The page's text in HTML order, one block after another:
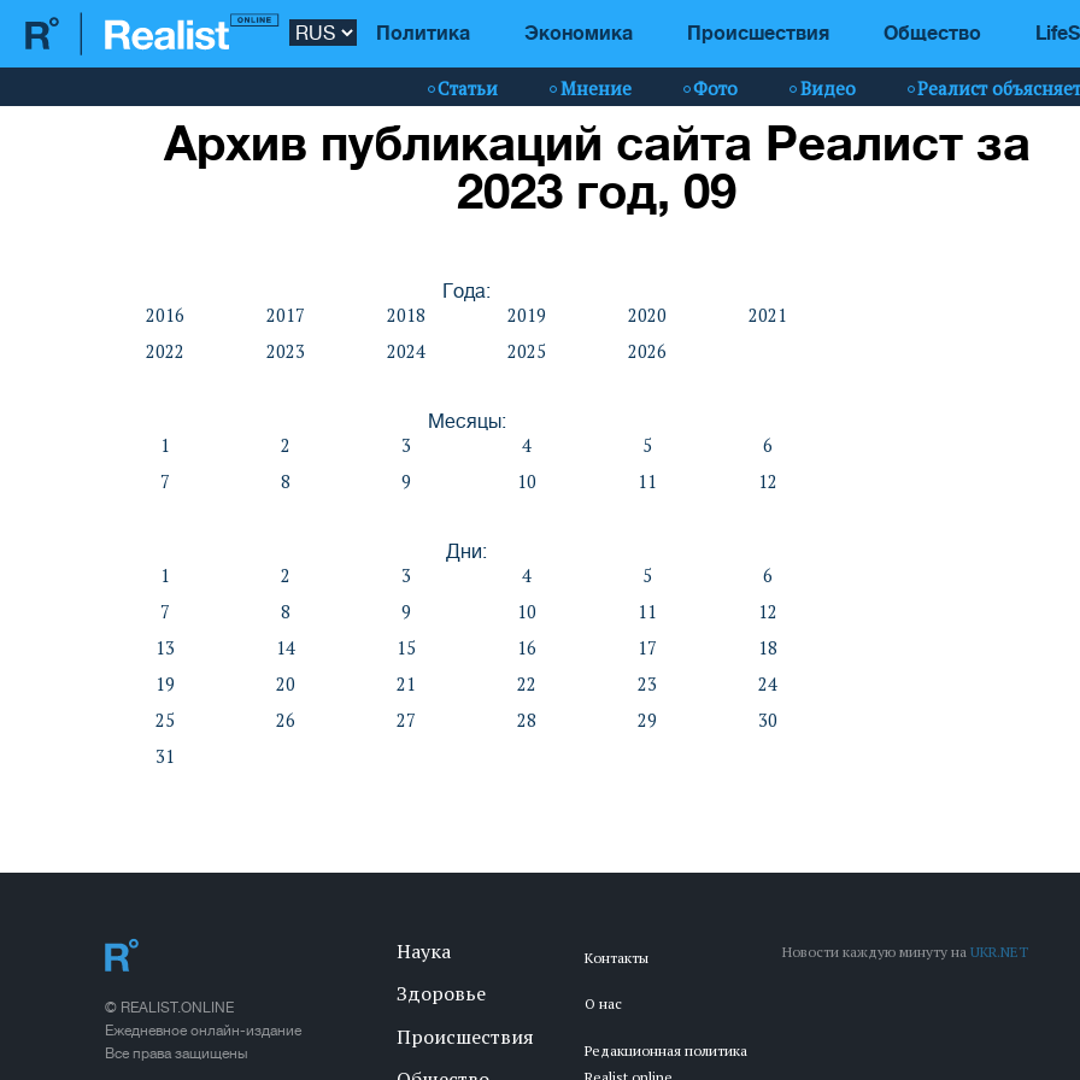
Политика Экономика Происшествия Общество
Статьи Мнение Фото Видео Реалист
Архив публикаций сайта Реалист за
2023 год, 09
Года:
2016 2017 2018 2019 2020
2021
2022
2023 2024 2025 2026
Месяцы:
1 2 3 4 5
6
7
8 9 10 11 12
Дни:
1 2 3 4 5
6
7
8 9 10 11
12
13
14 15 16 17
18
19
20 21 22 23
24
25
26 27 28 29
30
31
© REALIST.ONLINE
Ежедневное онлайн-издание
Все права защищены
Наука
Здоровье
Происшествия
Контакты
О нас
Редакционная политика
Новости каждую минуту наUKR.NET